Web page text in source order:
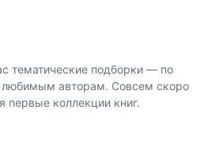
тематические подборки — по
авторам. Совсем скоро
первые коллекции книг.